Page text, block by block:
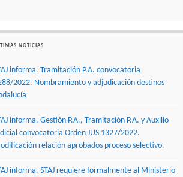
NOTICIAS
informa. Tramitación P.A. convocatoria
2022. Nombramiento y adjudicación destinos
informa. Gestión P.A., Tramitación P.A. y Auxilio
convocatoria Orden JUS 1327/2022.
relación aprobados proceso selectivo.
informa. STAJ requiere formalmente al Ministerio